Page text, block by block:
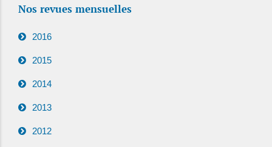
Nos revues mensuelles
2016
2015
2014
2013
2012